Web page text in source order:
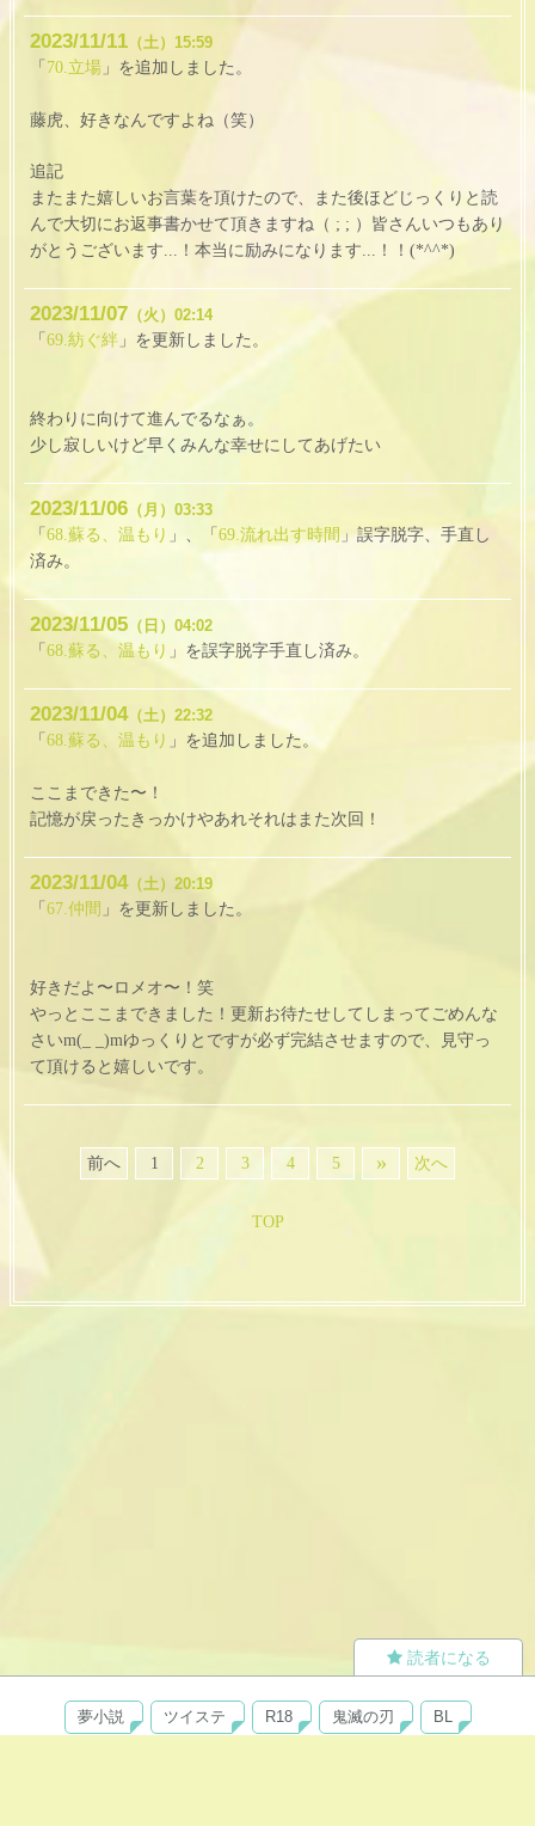
2023 11 11 （土） 15:59
「 70.立場 」を追加しました。
藤虎、好きなんですよね（笑）
追記
またまた嬉しいお言葉を頂けたので、また後ほどじっくりと読
んで大切にお返事書かせて頂きますね（ ; ; ）皆さんいつもあり
がとうございます...！本当に励みになります...！！(*^^*)
2023 11 07 （火） 02:14
「 69.紡ぐ絆 」を更新しました。
終わりに向けて進んでるなぁ。
少し寂しいけど早くみんな幸せにしてあげたい
2023 11 06 （月） 03:33
「 68.蘇る、温もり 」、「 69.流れ出す時間」誤字脱字、手直し
済み。
2023 11 05 （日） 04:02
「 68.蘇る、温もり 」を誤字脱字手直し済み。
2023 11 04（土） 22:32
「 68.蘇る、温もり 」を追加しました。
ここまできた〜！
記憶が戻ったきっかけやあれそれはまた次回！
2023 11 04（土） 20:19
「 67.仲間 」を更新しました。
好きだよ〜ロメオ〜！笑
やっとここまできました！更新お待たせしてしまってごめんな
さいm(_ _)mゆっくりとですが必ず完結させますので、見守っ
て頂けると嬉しいです。
前へ 1 2 3 4 5 » 次へ
TOP
夢小説 ツイステ R18 鬼滅の刃 BL
読者になる